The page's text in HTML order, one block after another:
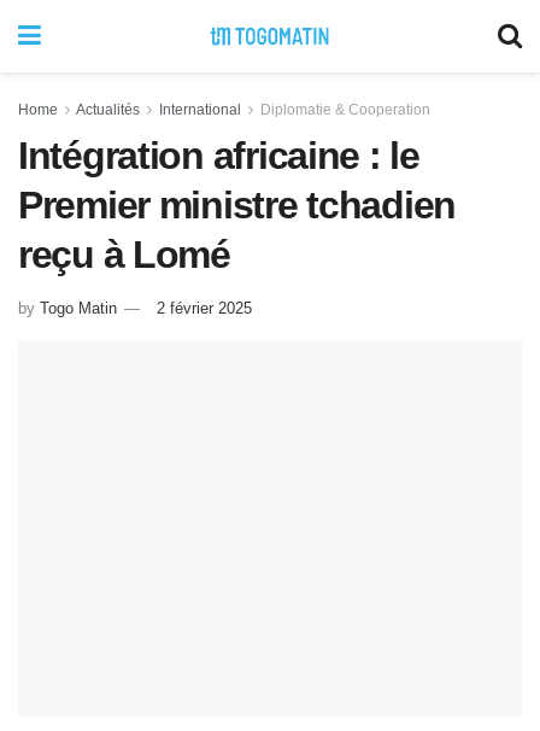
Home Actualités International Diplomatie & Cooperation
Intégration africaine : le
Premier ministre tchadien
reçu à Lomé
by Togo Matin 2 février 2025